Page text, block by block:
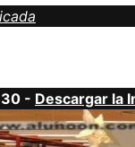
30 - Descargar la